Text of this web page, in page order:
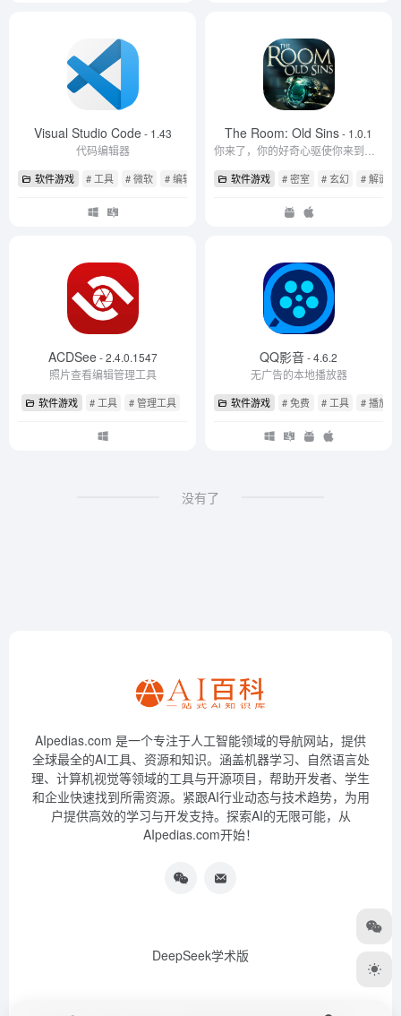
Visual Studio Code- 1.43
代码编辑器
软件游戏 # 工具 # 微软 # 编辑器
The Room: Old Sins- 1.0.1
软件游戏 # 密室 # 玄幻 # 解谜
ACDSee- 2.4.0.1547
照片查看编辑管理工具
软件游戏 # 工具 # 管理工具
QQ影音- 4.6.2
无广告的本地播放器
软件游戏 # 免费 # 工具 # 播放器
没有了
AIpedias.com 是一个专注于人工智能领域的导航网站，提供
全球最全的AI工具、资源和知识。涵盖机器学习、自然语言处
理、计算机视觉等领域的工具与开源项目，帮助开发者、学生
和企业快速找到所需资源。紧跟AI行业动态与技术趋势，为用
户提供高效的学习与开发支持。探索AI的无限可能，从
AIpedias.com开始！
DeepSeek学术版